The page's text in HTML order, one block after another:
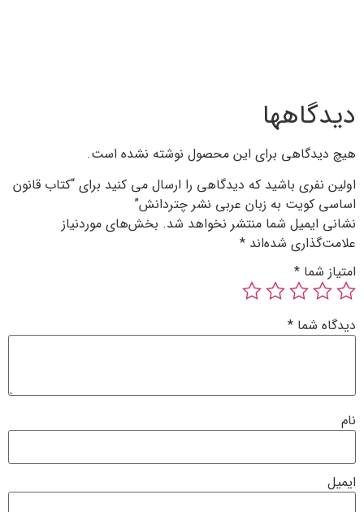
محصول نوشته نشده است.
را ارسال می کنید برای “کتاب قانون
نشر چتردانش”
نخواهد شد. بخش‌های موردنیاز